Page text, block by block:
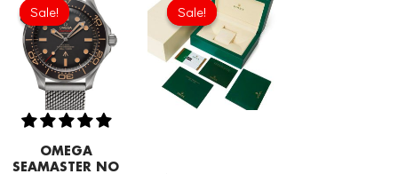
Sale!
Sale!
OMEGA
SEAMASTER NO
war:
£301.00£208.12.
Sale!
Sale! war:
£73.10
ist:
£47.30.